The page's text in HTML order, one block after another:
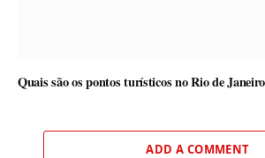
Quais são os pontos turísticos no Rio de
ADD A COMMENT